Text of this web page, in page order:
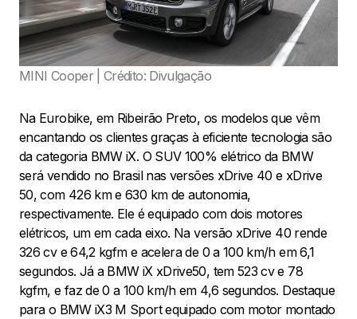
MINI Cooper | Crédito: Divulgação
Na Eurobike, em Ribeirão Preto, os modelos que vêm
encantando os clientes graças à eficiente tecnologia são
da categoria BMW iX. O SUV 100% elétrico da BMW
será vendido no Brasil nas versões xDrive 40 e xDrive
50, com 426 km e 630 km de autonomia,
respectivamente. Ele é equipado com dois motores
elétricos, um em cada eixo. Na versão xDrive 40 rende
326 cv e 64,2 kgfm e acelera de 0 a 100 km/h em 6,1
segundos. Já a BMW iX xDrive50, tem 523 cv e 78
kgfm, e faz de 0 a 100 km/h em 4,6 segundos. Destaque
para o BMW iX3 M Sport equipado com motor montado